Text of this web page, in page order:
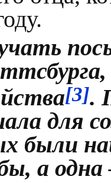
[3].
для
были
а